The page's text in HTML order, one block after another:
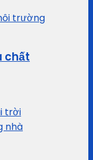
trường
chất
trời
nhà